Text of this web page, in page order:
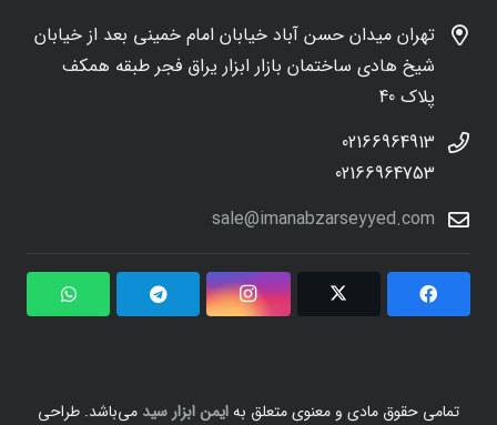
تهران میدان حسن آباد خیابان امام خمینی بعد از خیابان
شیخ هادی ساختمان بازار ابزار یراق فجر طبقه همکف
پلاک 40
02166964913
02166964753
sale@imanabzarseyyed.com
تمامی حقوق مادی و معنوی متعلق بهایمن ابزار سید می‌باشد. طراحی